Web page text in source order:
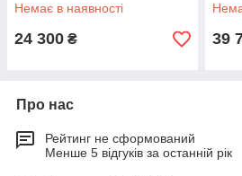
Немає в наявності
24 300 ₴ 39
Про нас
Рейтинг не сформований
Менше 5 відгуків за останній рік